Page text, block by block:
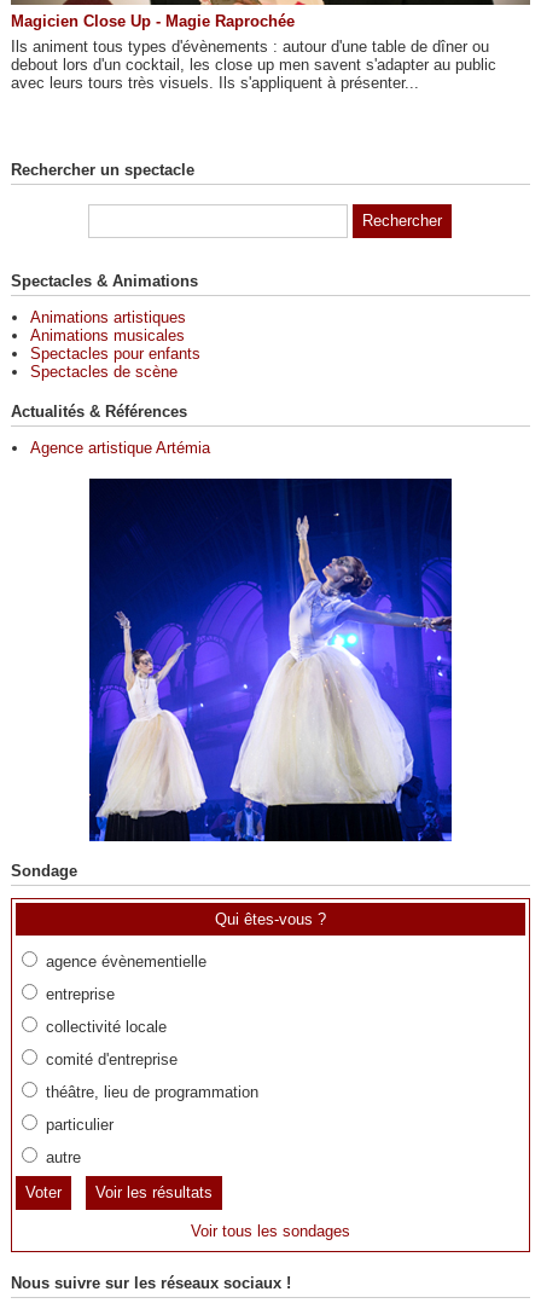
Magicien Close Up - Magie Raprochée
Ils animent tous types d'évènements : autour d'une table de dîner ou
debout lors d'un cocktail, les close up men savent s'adapter au public
avec leurs tours très visuels. Ils s'appliquent à présenter...
Rechercher un spectacle
Spectacles & Animations
Animations artistiques
Animations musicales
Spectacles pour enfants
Spectacles de scène
Actualités & Références
Agence artistique Artémia
Sondage
Qui êtes-vous ?
agence évènementielle
entreprise
collectivité locale
comité d'entreprise
théâtre, lieu de programmation
particulier
autre
Voir les résultats
Voir tous les sondages
Nous suivre sur les réseaux sociaux !